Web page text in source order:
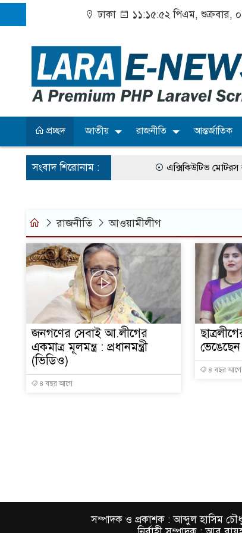
ঢাকা ১১:১৫:৫২ পিএম, শুক্রবার,
প্রচ্ছদ জাতীয় রাজনীতি আন্তর্জাতিক
সংবাদ শিরোনাম : এক্সিকিউটিভ মোটরস
রাজনীতি আওয়ামীলীগ
জনগণের সেবাই আ.লীগের
একমাত্র মূলমন্ত্র : প্রধানমন্ত্রী
(ভিডিও)
৪ বছর আগে
৪ বছর আগে
সম্পাদক ও প্রকাশক : আব্দুল হাসিম